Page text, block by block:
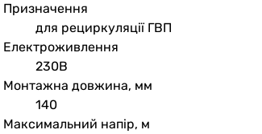
Призначення
для рециркуляції ГВП
Електроживлення
230В
Монтажна довжина, мм
140
Максимальний напір, м